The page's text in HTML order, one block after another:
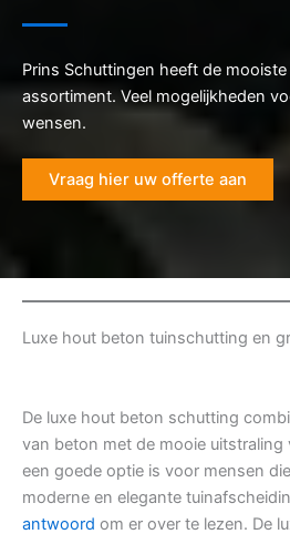
Prins Schuttingen heeft de
assortiment. Veel mogelijkheden
wensen.
Vraag hier uw offerte aan
Luxe hout beton tuinschutting en
De luxe hout beton schutting
van beton met de mooie
een goede optie is voor mensen
moderne en elegante
antwoord om er over te lezen. De